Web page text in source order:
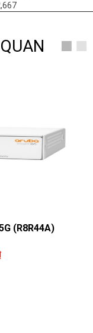
(R8R44A)